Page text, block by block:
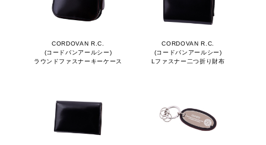
CORDOVAN R.C.
(コードバンアールシー)
ラウンドファスナーキーケース
CORDOVAN R.C.
(コードバンアールシー)
Lファスナー二つ折り財布